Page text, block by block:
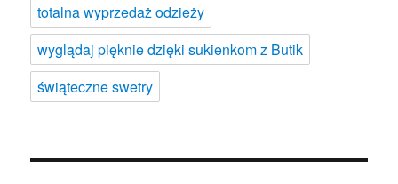
totalna wyprzedaż odzieży
wyglądaj pięknie dzięki sukienkom z Butik
świąteczne swetry